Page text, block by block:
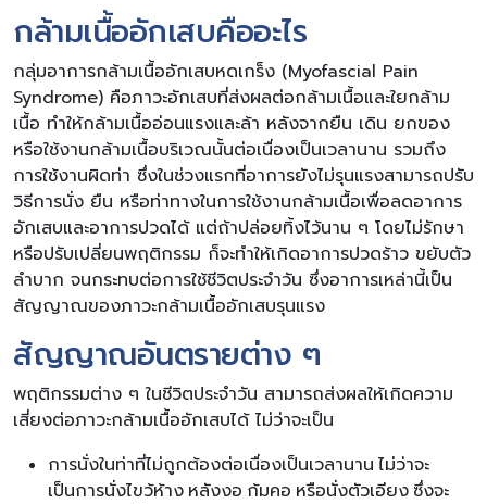
กล้ามเนื้ออักเสบคืออะไร
กลุ่มอาการกล้ามเนื้ออักเสบหดเกร็ง (Myofascial Pain
Syndrome) คือภาวะอักเสบที่ส่งผลต่อกล้ามเนื้อและใยกล้าม
เนื้อ ทำให้กล้ามเนื้ออ่อนแรงและล้า หลังจากยืน เดิน ยกของ
หรือใช้งานกล้ามเนื้อบริเวณนั้นต่อเนื่องเป็นเวลานาน รวมถึง
การใช้งานผิดท่า ซึ่งในช่วงแรกที่อาการยังไม่รุนแรงสามารถปรับ
วิธีการนั่ง ยืน หรือท่าทางในการใช้งานกล้ามเนื้อเพื่อลดอาการ
อักเสบและอาการปวดได้ แต่ถ้าปล่อยทิ้งไว้นาน ๆ โดยไม่รักษา
หรือปรับเปลี่ยนพฤติกรรม ก็จะทำให้เกิดอาการปวดร้าว ขยับตัว
ลำบาก จนกระทบต่อการใช้ชีวิตประจำวัน ซึ่งอาการเหล่านี้เป็น
สัญญาณของภาวะกล้ามเนื้ออักเสบรุนแรง
สัญญาณอันตรายต่าง ๆ
พฤติกรรมต่าง ๆ ในชีวิตประจำวัน สามารถส่งผลให้เกิดความ
เสี่ยงต่อภาวะกล้ามเนื้ออักเสบได้ ไม่ว่าจะเป็น
การนั่งในท่าที่ไม่ถูกต้องต่อเนื่องเป็นเวลานาน ไม่ว่าจะ
เป็นการนั่งไขว้ห้าง หลังงอ ก้มคอ หรือนั่งตัวเอียง ซึ่งจะ